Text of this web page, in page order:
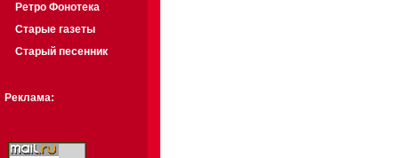
Ретро Фонотека
Старые газеты
Старый песенник
Реклама: